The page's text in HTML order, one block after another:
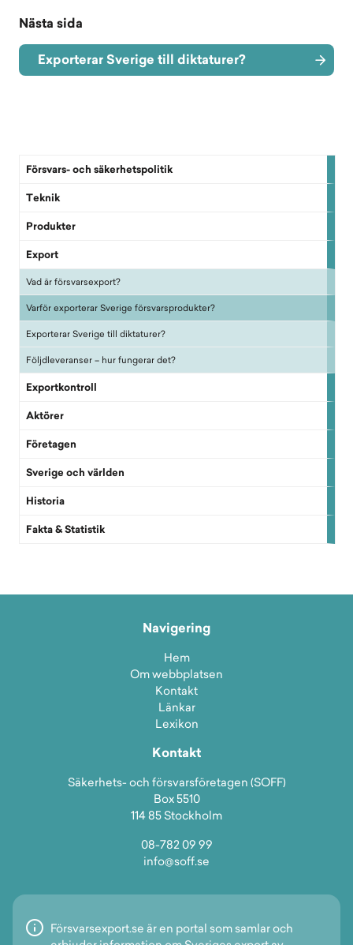
Försvars- och säkerhetspolitik
Teknik
Produkter
Export
Vad är försvarsexport?
Varför exporterar Sverige försvarsprodukter?
Exporterar Sverige till diktaturer?
Följdleveranser – hur fungerar det?
Exportkontroll
Aktörer
Företagen
Sverige och världen
Historia
Fakta & Statistik
Nästa sida
Exporterar Sverige till diktaturer?
Navigering
Hem
Om webbplatsen
Kontakt
Länkar
Lexikon
Kontakt
Säkerhets- och försvarsföretagen (SOFF)
Box 5510
114 85 Stockholm
08-782 09 99
info@soff.se
Försvarsexport.se är en portal som samlar och